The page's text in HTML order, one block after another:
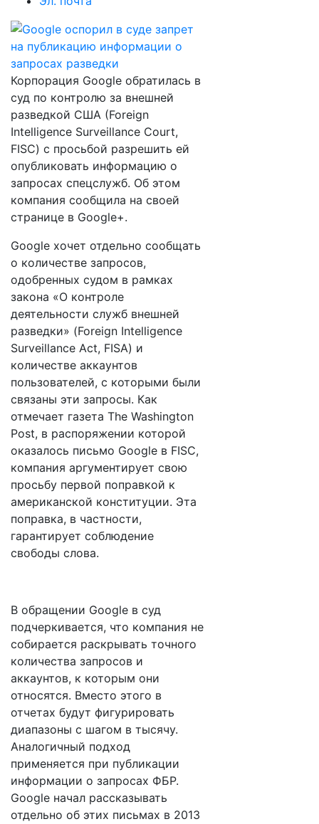
Корпорация Google обратилась в
суд по контролю за внешней
разведкой США (Foreign
Intelligence Surveillance Court,
FISC) с просьбой разрешить ей
опубликовать информацию о
запросах спецслужб. Об этом
компания сообщила на своей
странице в Google+.
Google хочет отдельно сообщать
о количестве запросов,
одобренных судом в рамках
закона «О контроле
деятельности служб внешней
разведки» (Foreign Intelligence
Surveillance Act, FISA) и
количестве аккаунтов
пользователей, с которыми были
связаны эти запросы. Как
отмечает газета The Washington
Post, в распоряжении которой
оказалось письмо Google в FISC,
компания аргументирует свою
просьбу первой поправкой к
американской конституции. Эта
поправка, в частности,
гарантирует соблюдение
свободы слова.
В обращении Google в суд
подчеркивается, что компания не
собирается раскрывать точного
количества запросов и
аккаунтов, к которым они
относятся. Вместо этого в
отчетах будут фигурировать
диапазоны с шагом в тысячу.
Аналогичный подход
применяется при публикации
информации о запросах ФБР.
Google начал рассказывать
отдельно об этих письмах в 2013